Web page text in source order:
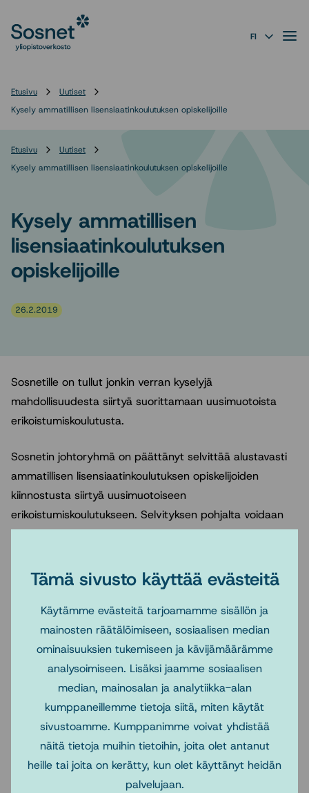
Tämä sivusto käyttää evästeitä
Käytämme evästeitä tarjoamamme sisällön ja
mainosten räätälöimiseen, sosiaalisen median
ominaisuuksien tukemiseen ja kävijämäärämme
analysoimiseen. Lisäksi jaamme sosiaalisen
median, mainosalan ja analytiikka-alan
kumppaneillemme tietoja siitä, miten käytät
sivustoamme. Kumppanimme voivat yhdistää
näitä tietoja muihin tietoihin, joita olet antanut
heille tai joita on kerätty, kun olet käyttänyt heidän
palvelujaan.
suoraan
sisältöön
FI
Etusivu
Uutiset
Kysely ammatillisen lisensiaatinkoulutuksen opiskelijoille
Etusivu
Uutiset
Kysely ammatillisen lisensiaatinkoulutuksen opiskelijoille
Kysely ammatillisen
lisensiaatinkoulutuksen
opiskelijoille
26.2.2019
Sosnetille on tullut jonkin verran kyselyjä
mahdollisuudesta siirtyä suorittamaan uusimuotoista
erikoistumiskoulutusta.
Sosnetin johtoryhmä on päättänyt selvittää alustavasti
ammatillisen lisensiaatinkoulutuksen opiskelijoiden
kiinnostusta siirtyä uusimuotoiseen
erikoistumiskoulutukseen. Selvityksen pohjalta voidaan
tarkemmin harkita asian valmistelua eteenpäin mm. sen
opintohallinnollisten järjestelyjen osalta.
Opiskelijoiden kiinnostusta kartoitetaan valtakunnallisella
kyselyllä, johon on mahdollisuus vastata 30.3.2019
saakka. Lisätietoja oheisella Sosnetin verkkosivuilla:
https://www.sosnet.fi/Suomeksi/Koulutus/Erikoistumisko
ulutus/Ammatillinen-lisensiaatinkoulutus/Kysely-
opiskelijoille